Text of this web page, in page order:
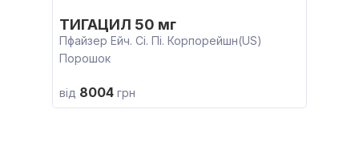
ТИГАЦИЛ 50 мг
Пфайзер Ейч. Сі. Пі. Корпорейшн(US)
Порошок
від 8004 грн